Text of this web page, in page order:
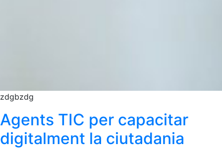
zdgbzdg
Agents TIC per capacitar
digitalment la ciutadania